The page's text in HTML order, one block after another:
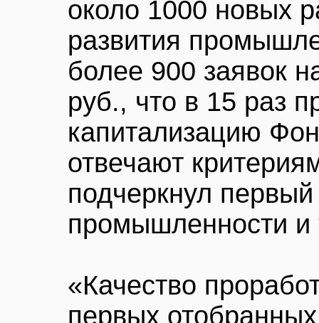
около 1000 новых
развития
более 900 заявок
руб., что в 15 раз
капитализацию
отвечают
подчеркнул
промышленности и
«Качество
первых